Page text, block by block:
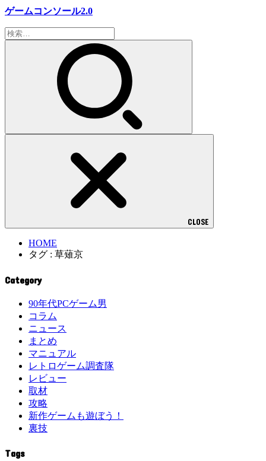
ゲームコンソール2.0
検
索:
CLOSE
HOME
タグ : 草薙京
Category
90年代PCゲーム男
コラム
ニュース
まとめ
マニュアル
レトロゲーム調査隊
レビュー
取材
攻略
新作ゲームも遊ぼう！
裏技
Tags